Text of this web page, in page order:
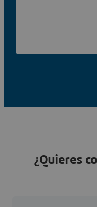
¿Quieres